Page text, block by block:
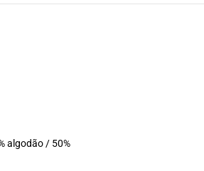
algodão / 50%